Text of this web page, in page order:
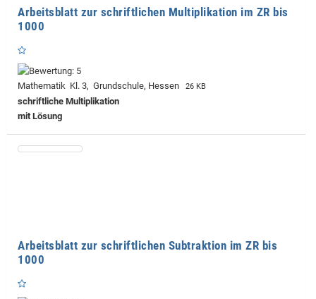
Arbeitsblatt zur schriftlichen Multiplikation im ZR bis
1000
Mathematik Kl. 3, Grundschule, Hessen 26 KB
schriftliche Multiplikation
mit Lösung
Arbeitsblatt zur schriftlichen Subtraktion im ZR bis
1000